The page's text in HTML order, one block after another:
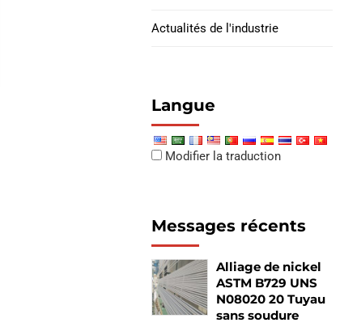
Actualités de l'industrie
Langue
Modifier la traduction
Messages récents
Alliage de nickel
ASTM B729 UNS
N08020 20 Tuyau
sans soudure